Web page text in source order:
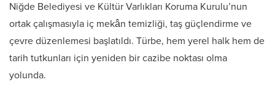
Niğde Belediyesi ve Kültür Varlıkları Koruma Kurulu’nun
ortak çalışmasıyla iç mekân temizliği, taş güçlendirme ve
çevre düzenlemesi başlatıldı. Türbe, hem yerel halk hem de
tarih tutkunları için yeniden bir cazibe noktası olma
yolunda.